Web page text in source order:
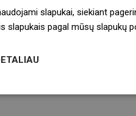
slapukai, siekiant
slapukais pagal mūsų slapukų